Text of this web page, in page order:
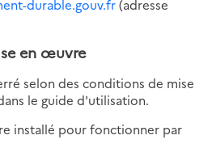
durable.gouv.fr(adresse
en œuvre
selon des conditions de mise
le guide d'utilisation.
installé pour fonctionner par